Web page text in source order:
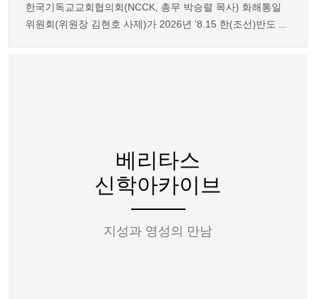
한국기독교교회협의회(NCCK, 총무 박승렬 목사) 화해통일
위원회(위원장 김현호 사제)가 2026년 '8.15 한(조선)반도 ...
베리타스
신학아카이브
지성과 영성의 만남